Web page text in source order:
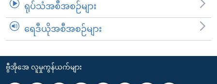
ရုပ်သံအစီအစဉ်များ
ရေဒီယိုအစီအစဉ်များ
ဗွီအိုအေ လူမှုကွန်ယက်များ